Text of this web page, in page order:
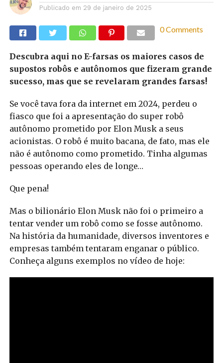
Publicado em 29 de janeiro de 2025
0 Comments
Descubra aqui no E-farsas os maiores casos de
supostos robôs e autônomos que fizeram grande
sucesso, mas que se revelaram grandes farsas!
Se você tava fora da internet em 2024, perdeu o
fiasco que foi a apresentação do super robô
autônomo prometido por Elon Musk a seus
acionistas. O robô é muito bacana, de fato, mas ele
não é autônomo como prometido. Tinha algumas
pessoas operando eles de longe…
Que pena!
Mas o bilionário Elon Musk não foi o primeiro a
tentar vender um robô como se fosse autônomo.
Na história da humanidade, diversos inventores e
empresas também tentaram enganar o público.
Conheça alguns exemplos no vídeo de hoje: